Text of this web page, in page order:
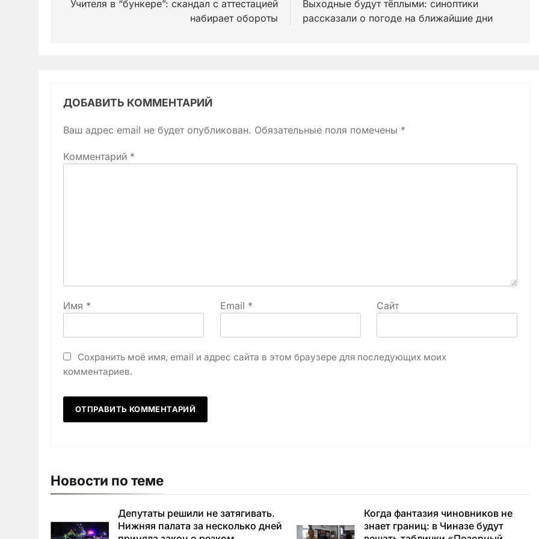
по
Учителя в “бункере”: скандал с аттестацией
набирает обороты
Выходные будут тёплыми: синоптики
рассказали о погоде на ближайшие дни
ДОБАВИТЬ КОММЕНТАРИЙ
Ваш адрес email не будет опубликован. Обязательные поля помечены *
Комментарий *
Имя * Email * Сайт
Сохранить моё имя, email и адрес сайта в этом браузере для последующих моих
комментариев.
Новости по теме
Депутаты решили не затягивать.
Нижняя палата за несколько дней
Когда фантазия чиновников не
знает границ: в Чиназе будут